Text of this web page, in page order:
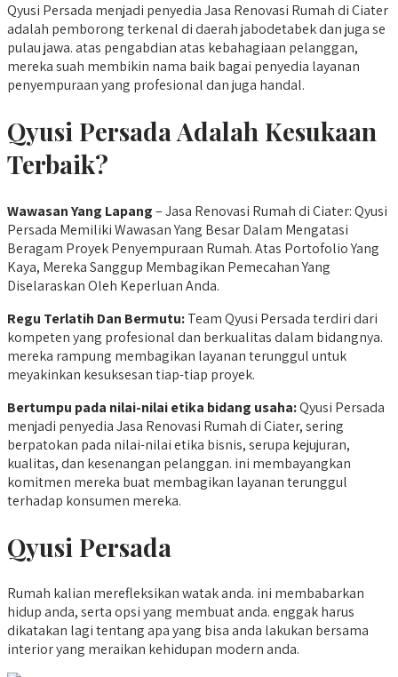
Qyusi Persada menjadi penyedia Jasa Renovasi Rumah di Ciater
adalah pemborong terkenal di daerah jabodetabek dan juga se
pulau jawa. atas pengabdian atas kebahagiaan pelanggan,
mereka suah membikin nama baik bagai penyedia layanan
penyempuraan yang profesional dan juga handal.
Qyusi Persada Adalah Kesukaan
Terbaik?
Wawasan Yang Lapang– Jasa Renovasi Rumah di Ciater: Qyusi
Persada Memiliki Wawasan Yang Besar Dalam Mengatasi
Beragam Proyek Penyempuraan Rumah. Atas Portofolio Yang
Kaya, Mereka Sanggup Membagikan Pemecahan Yang
Diselaraskan Oleh Keperluan Anda.
Regu Terlatih Dan Bermutu:Team Qyusi Persada terdiri dari
kompeten yang profesional dan berkualitas dalam bidangnya.
mereka rampung membagikan layanan terunggul untuk
meyakinkan kesuksesan tiap-tiap proyek.
Bertumpu pada nilai-nilai etika bidang usaha:Qyusi Persada
menjadi penyedia Jasa Renovasi Rumah di Ciater, sering
berpatokan pada nilai-nilai etika bisnis, serupa kejujuran,
kualitas, dan kesenangan pelanggan. ini membayangkan
komitmen mereka buat membagikan layanan terunggul
terhadap konsumen mereka.
Qyusi Persada
Rumah kalian merefleksikan watak anda. ini membabarkan
hidup anda, serta opsi yang membuat anda. enggak harus
dikatakan lagi tentang apa yang bisa anda lakukan bersama
interior yang meraikan kehidupan modern anda.